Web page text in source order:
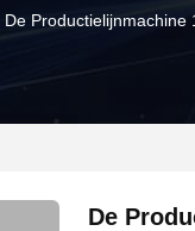
De Productielijnmachine
De